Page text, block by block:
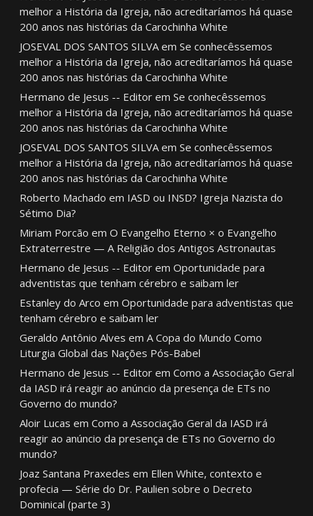
melhor a História da Igreja, não acreditaríamos há quase
200 anos nas histórias da Carochinha White
JOSEVAL DOS SANTOS SILVAem Se conhecêssemos
melhor a História da Igreja, não acreditaríamos há quase
200 anos nas histórias da Carochinha White
Hermano de Jesus -- Editorem Se conhecêssemos
melhor a História da Igreja, não acreditaríamos há quase
200 anos nas histórias da Carochinha White
JOSEVAL DOS SANTOS SILVAem Se conhecêssemos
melhor a História da Igreja, não acreditaríamos há quase
200 anos nas histórias da Carochinha White
Roberto Machado em IASD ou INSD? Igreja Nazista do
Sétimo Dia?
Miriam Porcão em O Evangelho Eterno × o Evangelho
Extraterrestre — A Religião dos Antigos Astronautas
Hermano de Jesus -- Editorem Oportunidade para
adventistas que tenham cérebro e saibam ler
Estanley do Arco em Oportunidade para adventistas que
tenham cérebro e saibam ler
Geraldo Antônio Alves em A Copa do Mundo Como
Liturgia Global das Nações Pós-Babel
Hermano de Jesus -- Editorem Como a Associação Geral
da IASD irá reagir ao anúncio da presença de ETs no
Governo do mundo?
Aloir Lucas em Como a Associação Geral da IASD irá
reagir ao anúncio da presença de ETs no Governo do
mundo?
Joaz Santana Praxedes em Ellen White, contexto e
profecia — Série do Dr. Paulien sobre o Decreto
Dominical (parte 3)